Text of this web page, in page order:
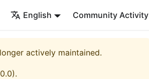
English Community Activity
actively maintained.
).